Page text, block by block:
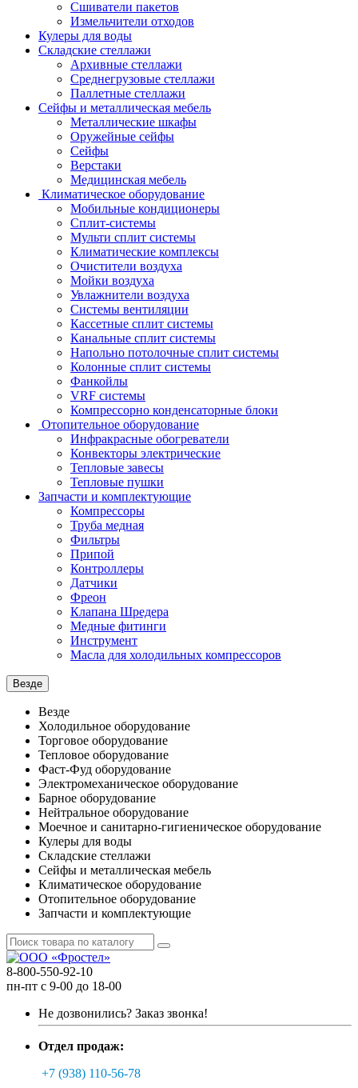
Сшиватели пакетов
Измельчители отходов
Кулеры для воды
Складские стеллажи
Архивные стеллажи
Среднегрузовые стеллажи
Паллетные стеллажи
Сейфы и металлическая мебель
Металлические шкафы
Оружейные сейфы
Сейфы
Верстаки
Медицинская мебель
Климатическое оборудование
Мобильные кондиционеры
Сплит-системы
Мульти сплит системы
Климатические комплексы
Очистители воздуха
Мойки воздуха
Увлажнители воздуха
Системы вентиляции
Кассетные сплит системы
Канальные сплит системы
Напольно потолочные сплит системы
Колонные сплит системы
Фанкойлы
VRF системы
Компрессорно конденсаторные блоки
Отопительное оборудование
Инфракрасные обогреватели
Конвекторы электрические
Тепловые завесы
Тепловые пушки
Запчасти и комплектующие
Компрессоры
Труба медная
Фильтры
Припой
Контроллеры
Датчики
Фреон
Клапана Шредера
Медные фитинги
Инструмент
Масла для холодильных компрессоров
Везде
Везде
Холодильное оборудование
Торговое оборудование
Тепловое оборудование
Фаст-Фуд оборудование
Электромеханическое оборудование
Барное оборудование
Нейтральное оборудование
Моечное и санитарно-гигиеническое оборудование
Кулеры для воды
Складские стеллажи
Сейфы и металлическая мебель
Климатическое оборудование
Отопительное оборудование
Запчасти и комплектующие
8-800-550-92-10
пн-пт с 9-00 до 18-00
Не дозвонились? Заказ звонка!
Отдел продаж:
+7 (938) 110-56-78